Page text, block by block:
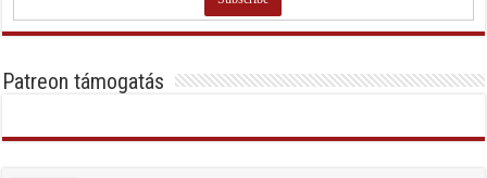
Patreon támogatás